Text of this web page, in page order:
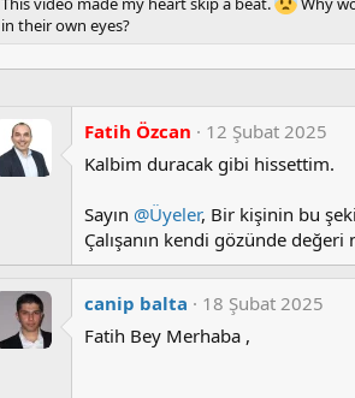
in their own eyes?
Fatih Özcan
12 Şubat 2025
Kalbim duracak gibi hissettim.
Sayın @Üyeler, Bir kişinin bu
Çalışanın kendi gözünde değeri
canip balta
18 Şubat 2025
Fatih Bey Merhaba ,